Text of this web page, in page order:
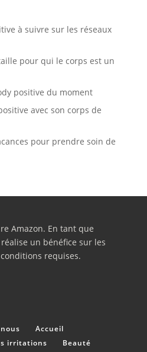
à suivre sur les réseaux
pour qui le corps est un
positive du moment
avec son corps de
pour prendre soin de
Amazon. En tant que
un bénéfice sur les
requises.
Accueil
irritations
Beauté